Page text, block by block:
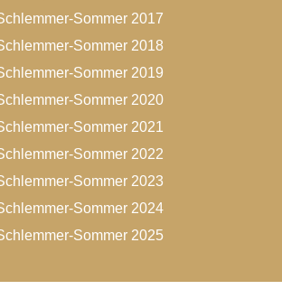
Sommer 2017
Sommer 2018
Sommer 2019
Sommer 2020
Sommer 2021
Sommer 2022
Sommer 2023
Sommer 2024
Sommer 2025